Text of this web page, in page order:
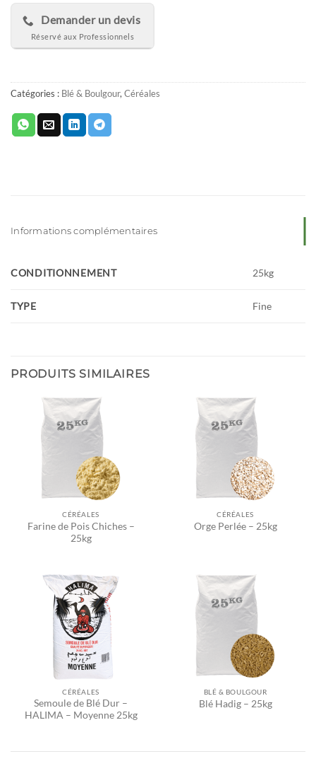
Demander un devis
Catégories : Blé & Boulgour, Céréales
Informations complémentaires
CONDITIONNEMENT 25kg
TYPE Fine
PRODUITS SIMILAIRES
CÉRÉALES
Farine de Pois Chiches –
25kg
CÉRÉALES
Orge Perlée – 25kg
CÉRÉALES
Semoule de Blé Dur –
HALIMA – Moyenne 25kg
BLÉ & BOULGOUR
Blé Hadig – 25kg